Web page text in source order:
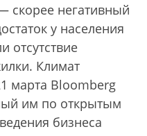
скорее негативный
у населения
отсутствие
Климат
марта Bloomberg
им по открытым
бизнеса